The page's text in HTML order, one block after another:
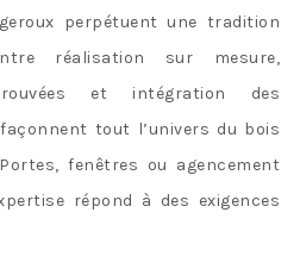
perpétuent une tradition
réalisation sur mesure,
et intégration des
tout l’univers du bois
fenêtres ou agencement
répond à des exigences